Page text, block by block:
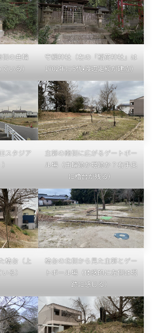
の曲輪
いる）
守綱神社（右の「稲荷神社」は
1702年に5代•渡辺定綱が建立）
スタジア
主郭の南側に広がるゲートボー
ル場（曲輪跡か堀跡か？右手奥
に櫓台が残る）
櫓台（上
る）
櫓台の北側から見た主郭とゲー
トボール場（体感的に左側は堀
跡に感じる）